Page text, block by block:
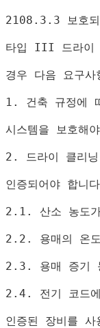
2108.3.3 보호
타입 III 드라
경우 다음 요구사
1. 건축 규정에
시스템을 보호해
2. 드라이 클리
인증되어야 합니다
2.1. 산소 농도
2.2. 용매의 온
2.3. 용매 증기
2.4. 전기 코드
인증된 장비를 사